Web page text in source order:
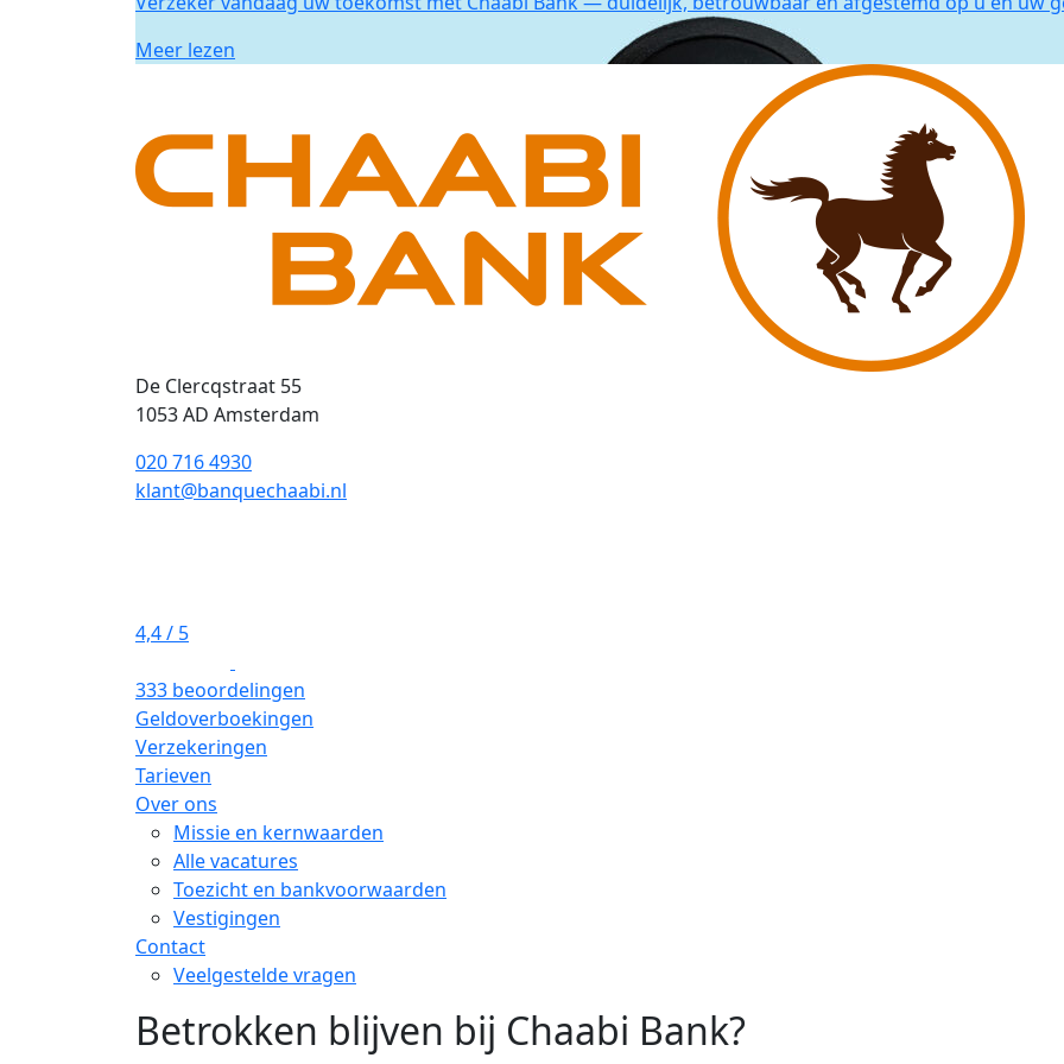
Meer lezen
De Clercqstraat 55
1053 AD Amsterdam
020 716 4930
klant@banquechaabi.nl
4,4/ 5
333 beoordelingen
Geldoverboekingen
Verzekeringen
Tarieven
Over ons
Missie en kernwaarden
Alle vacatures
Toezicht en bankvoorwaarden
Vestigingen
Contact
Veelgestelde vragen
Betrokken blijven bij Chaabi Bank?